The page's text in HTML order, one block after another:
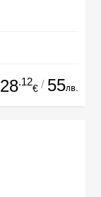
28.12
€ / 55лв.